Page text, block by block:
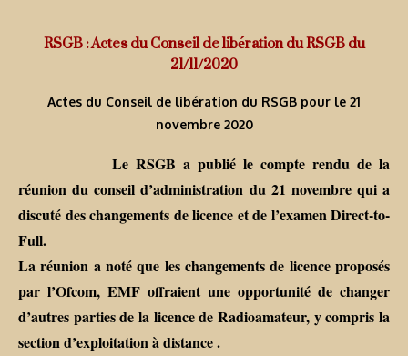
RSGB : Actes du Conseil de libération du RSGB du
21/11/2020
Actes du Conseil de libération du RSGB pour le 21
novembre 2020
Le RSGB a publié le compte rendu de la
réunion du conseil d’administration du 21 novembre qui a
discuté des changements de licence et de l’examen Direct-to-
Full.
La réunion a noté que les changements de licence proposés
par l’Ofcom, EMF offraient une opportunité de changer
d’autres parties de la licence de Radioamateur, y compris la
section d’exploitation à distance .